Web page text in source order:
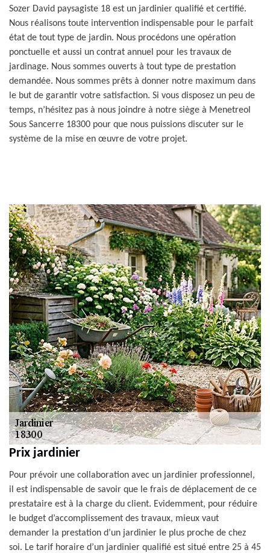
Sozer David paysagiste 18 est un jardinier qualifié et certifié.
Nous réalisons toute intervention indispensable pour le parfait
état de tout type de jardin. Nous procédons une opération
ponctuelle et aussi un contrat annuel pour les travaux de
jardinage. Nous sommes ouverts à tout type de prestation
demandée. Nous sommes prêts à donner notre maximum dans
le but de garantir votre satisfaction. Si vous disposez un peu de
temps, n’hésitez pas à nous joindre à notre siège à Menetreol
Sous Sancerre 18300 pour que nous puissions discuter sur le
système de la mise en œuvre de votre projet.
Prix jardinier
Pour prévoir une collaboration avec un jardinier professionnel,
il est indispensable de savoir que le frais de déplacement de ce
prestataire est à la charge du client. Evidemment, pour réduire
le budget d’accomplissement des travaux, mieux vaut
demander la prestation d’un jardinier le plus proche de chez
soi. Le tarif horaire d’un jardinier qualifié est situé entre 25 à 45